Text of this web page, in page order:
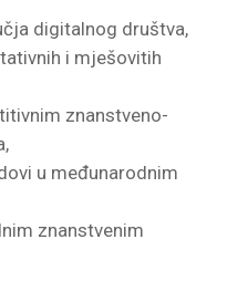
digitalnog društva,
i mješovitih
znanstveno-
u međunarodnim
znanstvenim